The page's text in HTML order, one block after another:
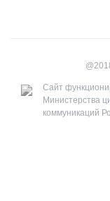
Сайт
Министерства
коммуникаций